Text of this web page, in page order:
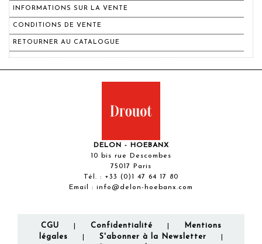
INFORMATIONS SUR LA VENTE
CONDITIONS DE VENTE
RETOURNER AU CATALOGUE
DELON - HOEBANX
10 bis rue Descombes
75017 Paris
Tél. : +33 (0)1 47 64 17 80
Email : info@delon-hoebanx.com
CGU Confidentialité
Mentions
légales
S'abonner à la Newsletter